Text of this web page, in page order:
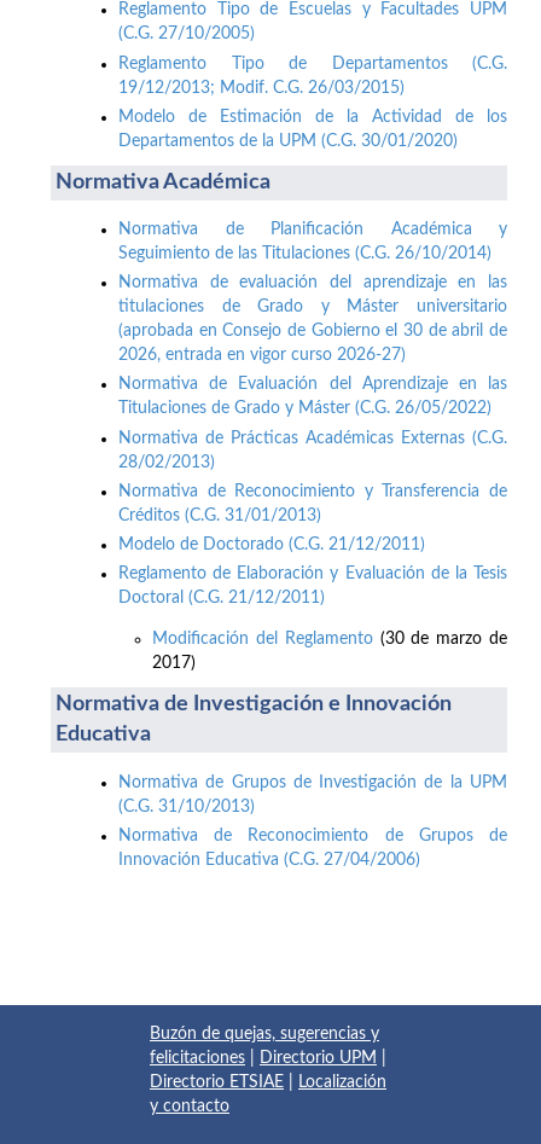
Reglamento Tipo de Escuelas y Facultades UPM
(C.G. 27/10/2005)
Reglamento Tipo de Departamentos (C.G.
19/12/2013; Modif. C.G. 26/03/2015)
Modelo de Estimación de la Actividad de los
Departamentos de la UPM (C.G. 30/01/2020)
Normativa Académica
Normativa de Planificación Académica y
Seguimiento de las Titulaciones (C.G. 26/10/2014)
Normativa de evaluación del aprendizaje en las
titulaciones de Grado y Máster universitario
(aprobada en Consejo de Gobierno el 30 de abril de
2026, entrada en vigor curso 2026-27)
Normativa de Evaluación del Aprendizaje en las
Titulaciones de Grado y Máster (C.G. 26/05/2022)
Normativa de Prácticas Académicas Externas (C.G.
28/02/2013)
Normativa de Reconocimiento y Transferencia de
Créditos (C.G. 31/01/2013)
Modelo de Doctorado (C.G. 21/12/2011)
Reglamento de Elaboración y Evaluación de la Tesis
Doctoral (C.G. 21/12/2011)
Modificación del Reglamento(30 de marzo de
2017)
Normativa de Investigación e Innovación
Educativa
Normativa de Grupos de Investigación de la UPM
(C.G. 31/10/2013)
Normativa de Reconocimiento de Grupos de
Innovación Educativa (C.G. 27/04/2006)
Buzón de quejas, sugerencias y
felicitaciones
Directorio UPM
Directorio ETSIAE
Localización
y contacto